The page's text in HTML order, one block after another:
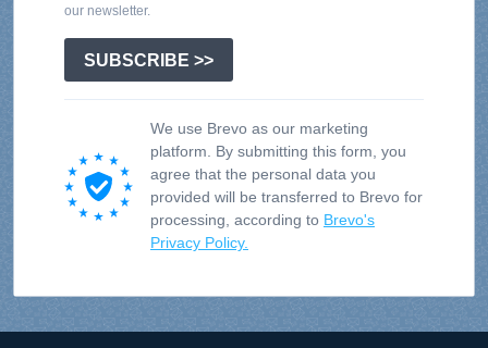
our newsletter.
SUBSCRIBE >>
We use Brevo as our marketing
platform. By submitting this form, you
agree that the personal data you
provided will be transferred to Brevo for
processing, according to Brevo's
Privacy Policy.